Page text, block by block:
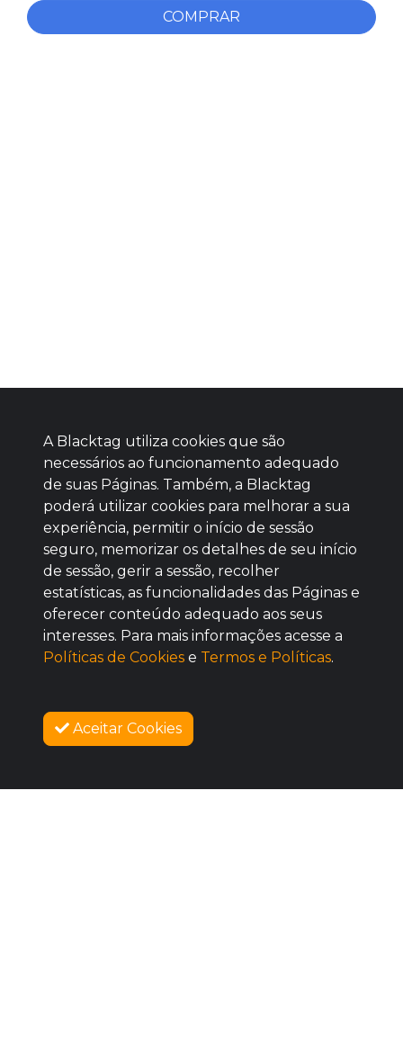
COMPRAR
Baixe agora nosso app
SOBRE NÓS
A Blacktag utiliza cookies que são
necessários ao funcionamento adequado
de suas Páginas. Também, a Blacktag
poderá utilizar cookies para melhorar a sua
experiência, permitir o início de sessão
seguro, memorizar os detalhes de seu início
de sessão, gerir a sessão, recolher
estatísticas, as funcionalidades das Páginas e
oferecer conteúdo adequado aos seus
interesses. Para mais informações acesse a
Políticas de Cookies e Termos e Políticas.
Aceitar Cookies